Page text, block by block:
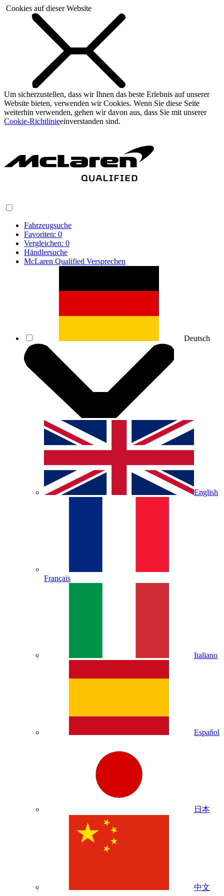
Cookies auf dieser Website
Um sicherzustellen, dass wir Ihnen das beste Erlebnis auf unserer
Website bieten, verwenden wir Cookies. Wenn Sie diese Seite
weiterhin verwenden, gehen wir davon aus, dass Sie mit unserer
Cookie-Richtlinieeinverstanden sind.
Fahrzeugsuche
Favoriten: 0
Vergleichen: 0
Händlersuche
McLaren Qualified Versprechen
Deutsch
English
Français
Italiano
Español
日本
中文